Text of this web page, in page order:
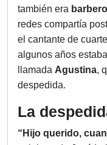
también era barbero
redes compartía
el cantante de
algunos años
llamada Agustina,
despedida.
La
“Hijo querido,